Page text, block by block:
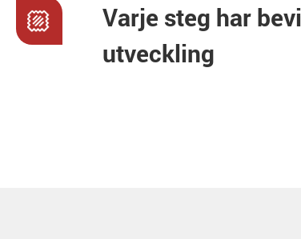
Varje steg har
utveckling